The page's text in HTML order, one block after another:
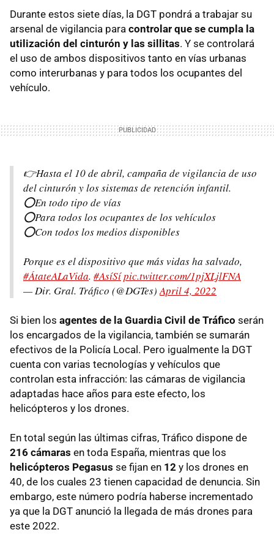
Durante estos siete días, la DGT pondrá a trabajar su
arsenal de vigilancia para controlar que se cumpla la
utilización del cinturón y las sillitas. Y se controlará
el uso de ambos dispositivos tanto en vías urbanas
como interurbanas y para todos los ocupantes del
vehículo.
👉Hasta el 10 de abril, campaña de vigilancia de uso
del cinturón y los sistemas de retención infantil.
⭕️En todo tipo de vías
⭕️Para todos los ocupantes de los vehículos
⭕️Con todos los medios disponibles
Porque es el dispositivo que más vidas ha salvado,
#ÁtateALaVida. #AsíSípic.twitter.com/1pjXLjlFNA
— Dir. Gral. Tráfico (@DGTes)April 4, 2022
Si bien los agentes de la Guardia Civil de Tráfico serán
los encargados de la vigilancia, también se sumarán
efectivos de la Policía Local. Pero igualmente la DGT
cuenta con varias tecnologías y vehículos que
controlan esta infracción: las cámaras de vigilancia
adaptadas hace años para este efecto, los
helicópteros y los drones.
En total según las últimas cifras, Tráfico dispone de
216 cámaras en toda España, mientras que los
helicópteros Pegasus se fijan en 12 y los drones en
40, de los cuales 23 tienen capacidad de denuncia. Sin
embargo, este número podría haberse incrementado
ya que la DGT anunció la llegada de más drones para
este 2022.